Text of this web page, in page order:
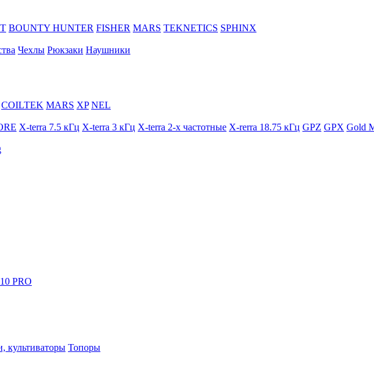
BOUNTY HUNTER FISHER MARS TEKNETICS SPHINX
Чехлы Рюкзаки Наушники
COILTEK MARS XP NEL
X-terra 7.5 кГц X-terra 3 кГц X-terra 2-х частотные X-rerra 18.75 кГц GPZ GPX Gold
PRO
культиваторы Топоры